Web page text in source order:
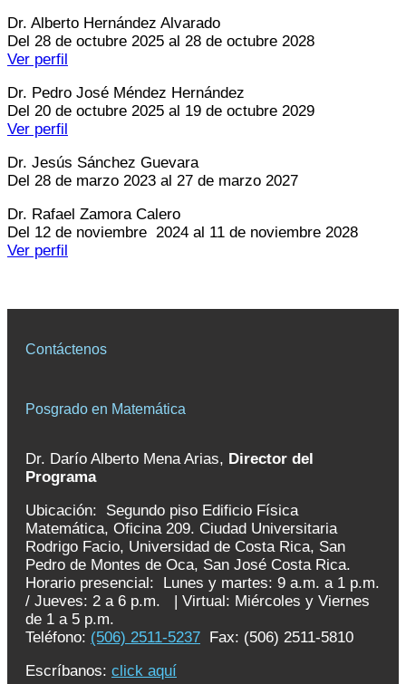
Dr. Alberto Hernández Alvarado
Del 28 de octubre 2025 al 28 de octubre 2028
Ver perfil
Dr. Pedro José Méndez Hernández
Del 20 de octubre 2025 al 19 de octubre 2029
Ver perfil
Dr. Jesús Sánchez Guevara
Del 28 de marzo 2023 al 27 de marzo 2027
Dr. Rafael Zamora Calero
Del 12 de noviembre 2024 al 11 de noviembre 2028
Ver perfil
Contáctenos
Posgrado en Matemática
Dr. Darío Alberto Mena Arias, Director del
Programa
Ubicación: Segundo piso Edificio Física
Matemática, Oficina 209. Ciudad Universitaria
Rodrigo Facio, Universidad de Costa Rica, San
Pedro de Montes de Oca, San José Costa Rica.
Horario presencial: Lunes y martes: 9 a.m. a 1 p.m.
/ Jueves: 2 a 6 p.m. | Virtual: Miércoles y Viernes
de 1 a 5 p.m.
Teléfono: (506) 2511-5237 Fax: (506) 2511-5810
Escríbanos: click aquí